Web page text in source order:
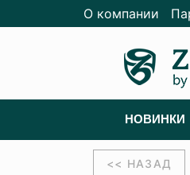
О компании
НОВИНКИ
<< НАЗАД